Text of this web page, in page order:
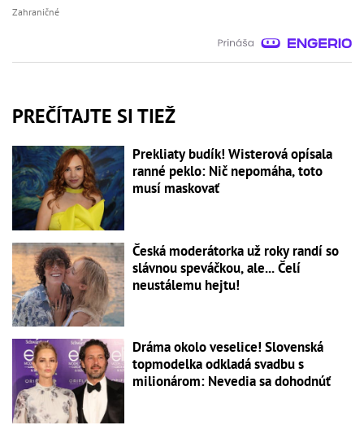
Zahraničné
PREČÍTAJTE SI TIEŽ
Prekliaty budík! Wisterová opísala
ranné peklo: Nič nepomáha, toto
musí maskovať
Česká moderátorka už roky randí so
slávnou speváčkou, ale... Čelí
neustálemu hejtu!
Dráma okolo veselice! Slovenská
topmodelka odkladá svadbu s
milionárom: Nevedia sa dohodnúť